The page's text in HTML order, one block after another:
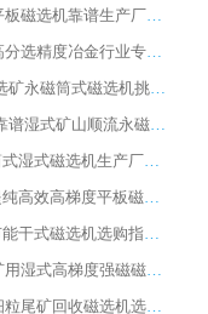
2026平板磁选机靠谱生产厂家选购指南 行业口碑良好品牌推荐 磁电领域实力强者
2026高分选精度冶金行业专用磁选机生产厂家,干湿式磁选机源头供应商推荐
2026 选矿永磁筒式磁选机挑选指南 华体会手机网页版-华体会(中国) 推荐品牌行业口碑佳实力突出
2026 靠谱湿式矿山顺流永磁筒式磁选机选购，国内专业生产厂家华体会手机网页版-华体会(中国) 综合实力出众
大型筒式湿式磁选机生产厂家怎么选?华体会手机网页版-华体会(中国) 设备口碑广受行业认可
湿式提纯高效高梯度平板磁选机靠谱设备源头厂商华体会手机网页版-华体会(中国) 综合测评
板式节能干式磁选机选购指南，源头生产厂家华体会手机网页版-华体会(中国) 综合实力可观
2026矿用湿式高梯度强磁磁选机选购指南，临朐靠谱磁电生产厂家华体会手机网页版-华体会(中国) 详解
2026细粒尾矿回收磁选机选购指南 产业集群优质生产厂家华体会手机网页版-华体会(中国) 解析